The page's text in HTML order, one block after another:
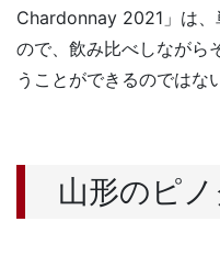
Chardonnay 2021」は
ので、飲み比べしながら
うことができるのではな
山形のピ